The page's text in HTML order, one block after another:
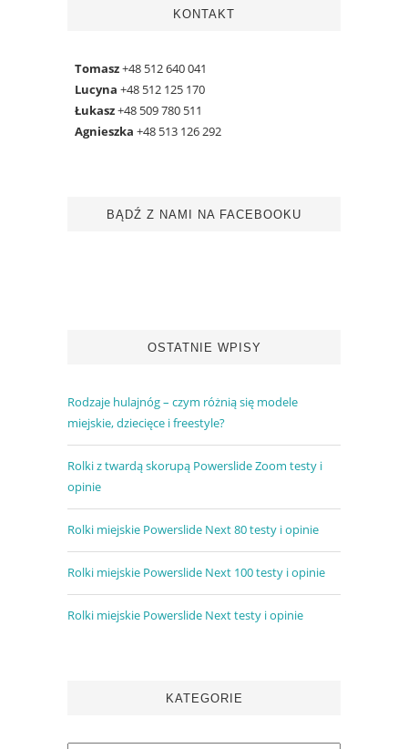
KONTAKT
Tomasz+48 512 640 041
Lucyna +48 512 125 170
Łukasz+48 509 780 511
Agnieszka +48 513 126 292
BĄDŹ Z NAMI NA FACEBOOKU
OSTATNIE WPISY
Rodzaje hulajnóg – czym różnią się modele
miejskie, dziecięce i freestyle?
Rolki z twardą skorupą Powerslide Zoom testy i
opinie
Rolki miejskie Powerslide Next 80 testy i opinie
Rolki miejskie Powerslide Next 100 testy i opinie
Rolki miejskie Powerslide Next testy i opinie
KATEGORIE